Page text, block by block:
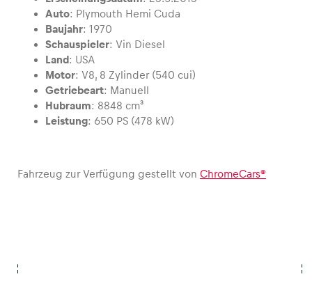
Business
Glossar
Auto: Plymouth Hemi Cuda
Baujahr: 1970
Schauspieler: Vin Diesel
Land: USA
Motor: V8, 8 Zylinder (540 cui)
Getriebeart: Manuell
Hubraum: 8848 cm³
Leistung: 650 PS (478 kW)
Fahrzeug zur Verfügung gestellt von ChromeCars®